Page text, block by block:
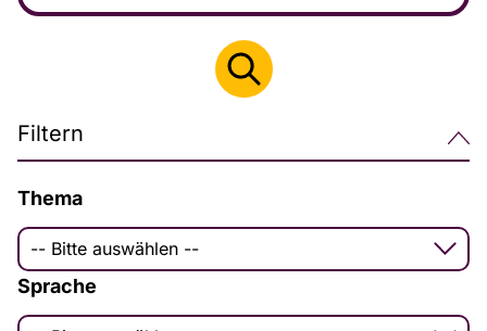
Suche
Filtern
Thema
-- Bitte auswählen --
Sprache